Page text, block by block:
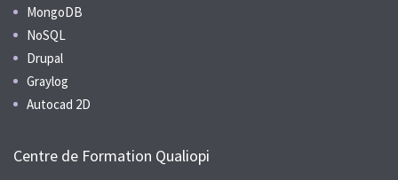
MongoDB
NoSQL
Drupal
Graylog
Autocad 2D
Centre de Formation Qualiopi